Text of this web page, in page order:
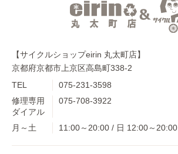
【サイクルショップeirin 丸太町店】
京都府京都市上京区高島町338-2
TEL
075-231-3598
修理専用
ダイアル
075-708-3922
月～土 11:00～20:00 / 日 12:00～20:00